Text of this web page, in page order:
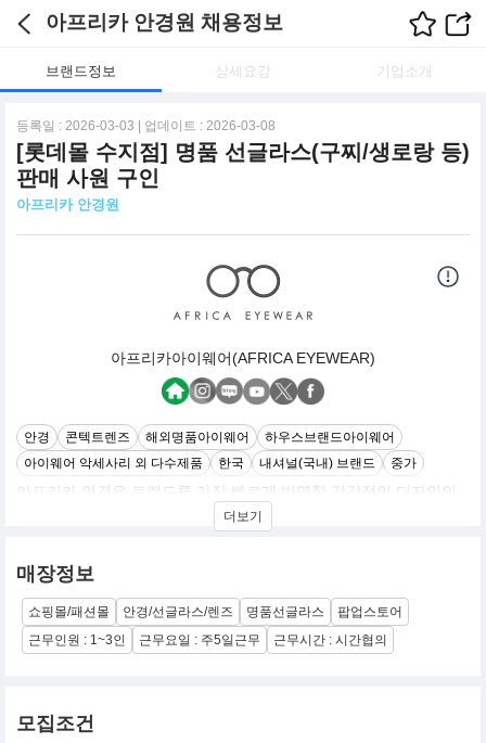
아프리카 안경원 채용정보
브랜드정보 상세요강 기업소개
등록일 : 2026-03-03 | 업데이트 : 2026-03-08
[롯데몰 수지점] 명품 선글라스(구찌/생로랑 등)
판매 사원 구인
아프리카 안경원
아프리카아이웨어(AFRICA EYEWEAR)
안경 콘텍트렌즈 해외명품아이웨어
하우스브랜드아이웨어
아이웨어 악세사리 외 다수제품
한국 내셔널(국내) 브랜드 중가
아프리카 안경은 트렌드를 가장 빠르게 반영한 감각적인 디자인의
하우스브랜드를 전문적으로 취급하는
브랜드 및 고급 하우스브랜드 제품을
취급하여 프랜차이즈 매장을 운영하고 있습니다.
소비자의 NEED와 트렌드를 반영하여 아이웨어 시장에서 빠르게 성
장하고 있습니다.
더보기
매장정보
쇼핑몰/패션몰 안경/선글라스/렌즈 명품선글라스
팝업스토어
근무인원 : 1~3인
근무요일 : 주5일근무 근무시간 : 시간협의
모집조건